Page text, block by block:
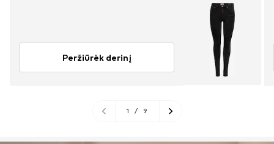
Peržiūrėk derinį
1 / 9